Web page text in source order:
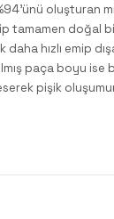
oluşturan
tamamen doğal
hızlı emip
paça boyu ise
pişik